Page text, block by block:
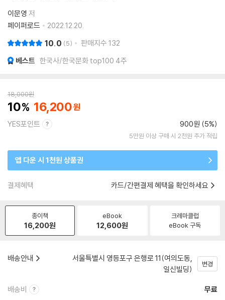
이문영 저
페이퍼로드
2022.12.20.
10.0 5 판매지수 132
베스트 한국사/한국문화 top100 4주
18,000원
10 16,200
YES포인트 900원 (5%)
5만원 이상 구매 시 2천원 추가 적립
앱 다운 시 1천원 상품권
결제혜택 카드/간편결제 혜택을 확인하세요
종이책
16,200원
eBook
12,600원
크레마클럽
eBook 구독
배송안내
서울특별시 영등포구 은행로 11(여의도동,
일신빌딩)
변경
배송비 무료